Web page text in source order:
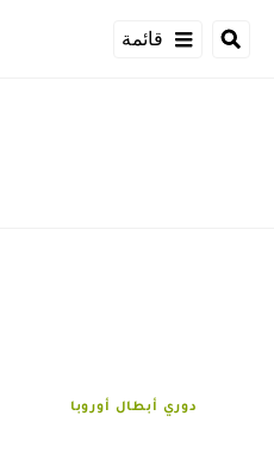
قائمة
دوري أبطال أوروبا